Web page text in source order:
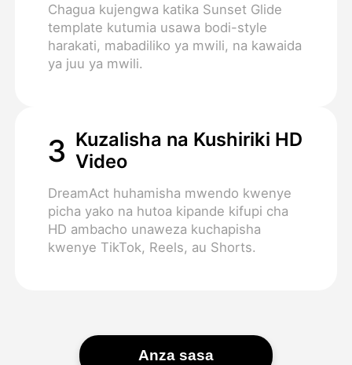
Chagua kujengwa katika Sunset Glide
template kutumia usawa bodi-style
harakati, mabadiliko ya mwili, na kawaida
ya juu ya mwili.
3 Kuzalisha na Kushiriki HD
Video
DreamAct huhamisha mwendo kwenye
picha yako na hutoa kipande kifupi cha
HD ambacho unaweza kuchapisha
kwenye TikTok, Reels, au Shorts.
Anza sasa